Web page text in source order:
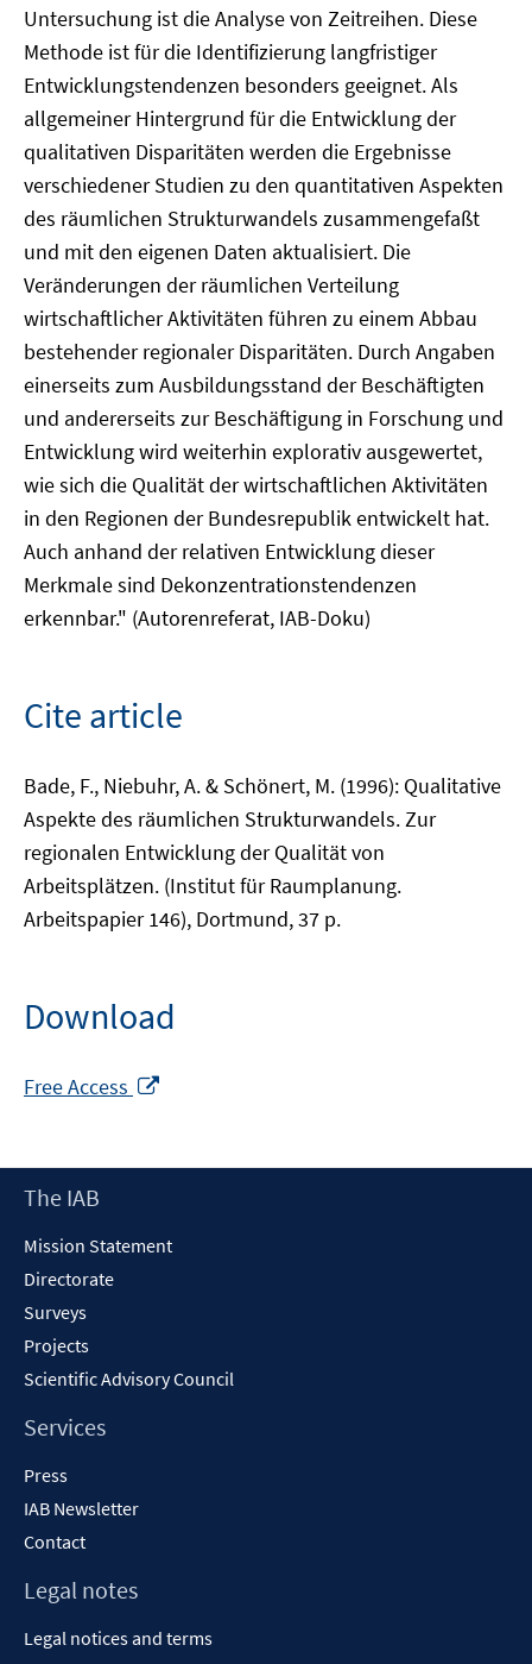
Untersuchung ist die Analyse von Zeitreihen. Diese
Methode ist für die Identifizierung langfristiger
Entwicklungstendenzen besonders geeignet. Als
allgemeiner Hintergrund für die Entwicklung der
qualitativen Disparitäten werden die Ergebnisse
verschiedener Studien zu den quantitativen Aspekten
des räumlichen Strukturwandels zusammengefaßt
und mit den eigenen Daten aktualisiert. Die
Veränderungen der räumlichen Verteilung
wirtschaftlicher Aktivitäten führen zu einem Abbau
bestehender regionaler Disparitäten. Durch Angaben
einerseits zum Ausbildungsstand der Beschäftigten
und andererseits zur Beschäftigung in Forschung und
Entwicklung wird weiterhin explorativ ausgewertet,
wie sich die Qualität der wirtschaftlichen Aktivitäten
in den Regionen der Bundesrepublik entwickelt hat.
Auch anhand der relativen Entwicklung dieser
Merkmale sind Dekonzentrationstendenzen
erkennbar." (Autorenreferat, IAB-Doku)
Cite article
Bade, F., Niebuhr, A. & Schönert, M. (1996): Qualitative
Aspekte des räumlichen Strukturwandels. Zur
regionalen Entwicklung der Qualität von
Arbeitsplätzen. (Institut für Raumplanung.
Arbeitspapier 146), Dortmund, 37 p.
Download
Free Access
new
Footer
The IAB
Mission Statement
Directorate
Surveys
Projects
Scientific Advisory Council
Services
Press
IAB Newsletter
Contact
Legal notes
Legal notices and terms